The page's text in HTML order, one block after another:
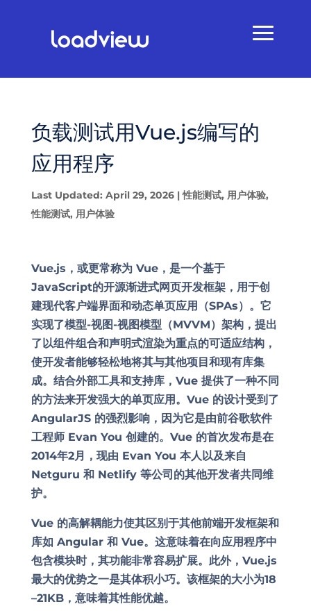
负载测试用Vue.js编写的
应用程序
Last Updated: April 29, 2026|性能测试, 用户体验,
性能测试, 用户体验
Vue.js，或更常称为 Vue，是一个基于
JavaScript的开源渐进式网页开发框架，用于创
建现代客户端界面和动态单页应用（SPAs）。它
实现了模型-视图-视图模型（MVVM）架构，提出
了以组件组合和声明式渲染为重点的可适应结构，
使开发者能够轻松地将其与其他项目和现有库集
成。结合外部工具和支持库，Vue 提供了一种不同
的方法来开发强大的单页应用。Vue 的设计受到了
AngularJS 的强烈影响，因为它是由前谷歌软件
工程师 Evan You 创建的。Vue 的首次发布是在
2014年2月，现由 Evan You 本人以及来自
Netguru 和 Netlify 等公司的其他开发者共同维
护。
Vue 的高解耦能力使其区别于其他前端开发框架和
库如 Angular 和 Vue。这意味着在向应用程序中
包含模块时，其功能非常容易扩展。此外，Vue.js
最大的优势之一是其体积小巧。该框架的大小为18
–21KB，意味着其性能优越。